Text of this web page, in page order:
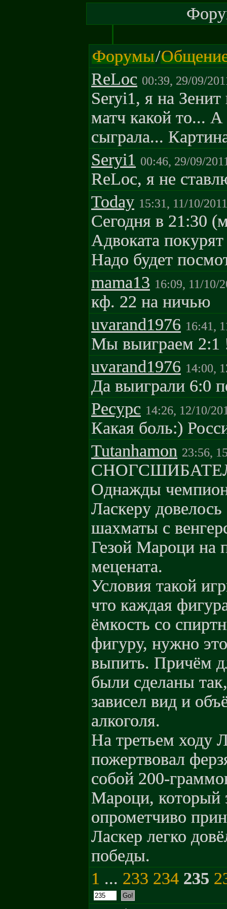
Форумы/
ReLoc 00:39, 29/09/
Seryi1, я на
матч какой то... А
сыграла...
Seryi1 00:46, 29/09/
ReLoc, я не
Today 15:31, 11/10/2011
Сегодня в 21:30
Адвоката
Надо будет
mama13 16:09, 11/10/
кф. 22 на ничью
uvarand1976 16:41,
Мы выиграем 2:1
uvarand1976 14:00,
Да выиграли 6:0
Pecypc 14:26, 12/10/
Какая боль:)
Tutanhamon 23:56,
Однажды
Ласкеру
шахматы с
Гезой Мароци на
мецената.
Условия такой
что каждая
ёмкость со
фигуру, нужно
выпить. Причём
были сделаны
зависел вид и
алкоголя.
На третьем ходу
пожертвовал
собой 200-
Мароци, который
опрометчиво
Ласкер легко
победы.
1 ... 233 234 235